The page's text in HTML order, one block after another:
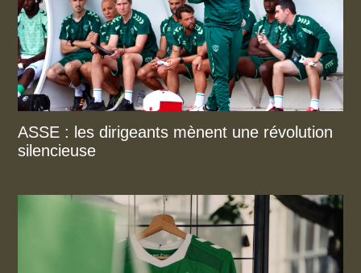
ASSE : les dirigeants mènent une révolution
silencieuse